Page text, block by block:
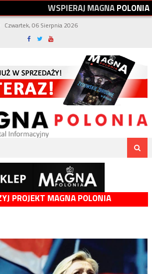
WSPIERAJMAGNAPOLONIA
Czwartek, 06 Sierpnia 2026
PROJEKT MAGNA POLONIA